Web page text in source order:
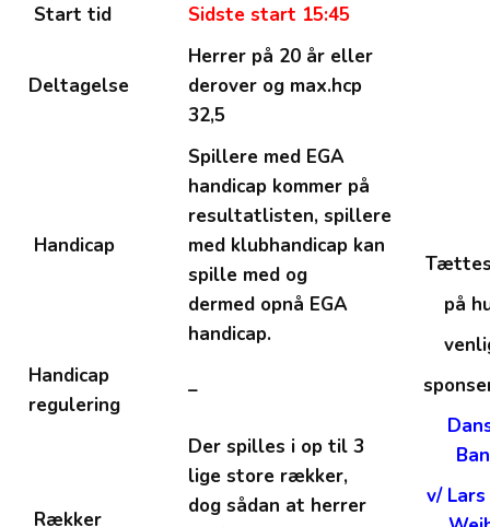
Start tid
Sidste start 15:45
Deltagelse
Herrer på 20 år eller
derover og max.hcp
32,5
Handicap
Spillere med EGA
handicap kommer på
resultatlisten, spillere
med klubhandicap kan
spille med og
dermed opnå EGA
handicap.
Handicap
regulering
–
Rækker
Der spilles i op til 3
lige store rækker,
dog sådan at herrer
på
v/